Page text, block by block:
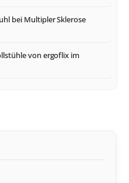
bei Multipler Sklerose
von ergoflix im